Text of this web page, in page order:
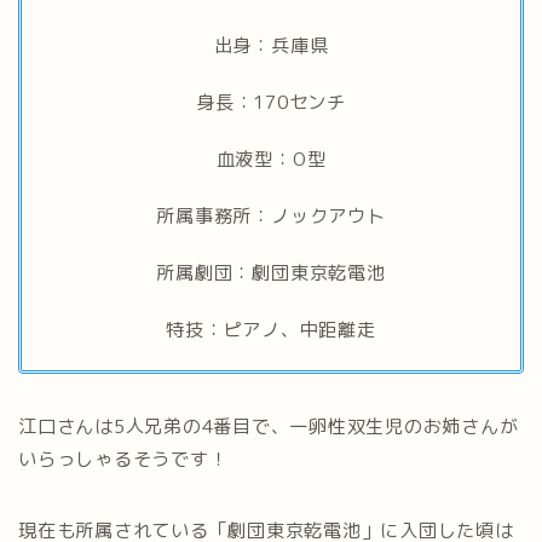
出身：兵庫県
身長：170センチ
血液型：O型
所属事務所：ノックアウト
所属劇団：劇団東京乾電池
特技：ピアノ、中距離走
江口さんは5人兄弟の4番目で、一卵性双生児のお姉さんが
いらっしゃるそうです！
現在も所属されている「劇団東京乾電池」に入団した頃は